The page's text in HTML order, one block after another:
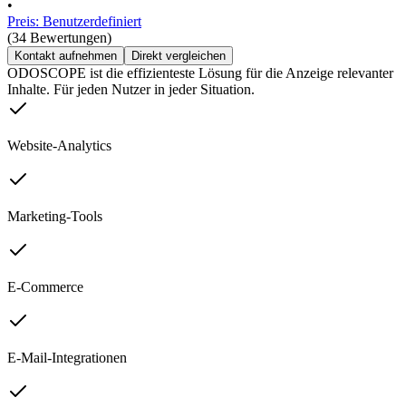
•
Preis: Benutzerdefiniert
(34 Bewertungen)
Kontakt aufnehmen Direkt vergleichen
ODOSCOPE ist die effizienteste Lösung für die Anzeige relevanter
Inhalte. Für jeden Nutzer in jeder Situation.
Website-Analytics
Marketing-Tools
E-Commerce
E-Mail-Integrationen